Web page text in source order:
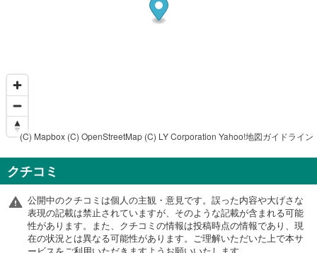
(C) Mapbox (C) OpenStreetMap (C) LY Corporation Yahoo!地図ガイドライン
クチコミ
公開中のクチコミは個人の主観・意見です。誤った内容や大げさな
表現の記載は禁止されていますが、そのような記載が含まれる可能
性があります。また、クチコミの情報は投稿時点の情報であり、現
在の状況とは異なる可能性があります。ご理解いただいた上で本サ